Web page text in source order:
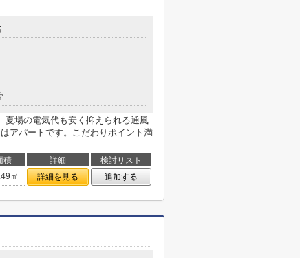
夏場の電気代も安く抑えられる通風
アパートです。こだわりポイント満
積 詳細
検討リスト
㎡ 詳細を見る 追加する